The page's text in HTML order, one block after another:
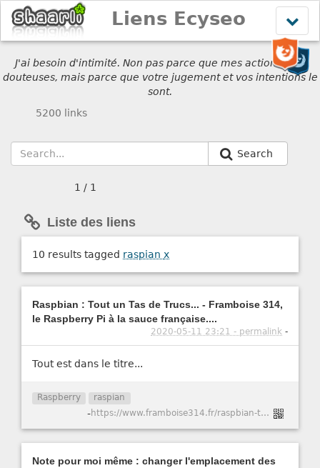
le
menu
Liens Ecyseo
J'ai besoin d'intimité. Non pas parce que mes actions sont
douteuses, mais parce que votre jugement et vos intentions le
sont.
5200 links
Search
1 / 1
Liste des liens
10 results tagged raspian x
Raspbian : Tout un Tas de Trucs... - Framboise 314,
le Raspberry Pi à la sauce française....
2020-05-11 23:21 - permalink -
Tout est dans le titre...
Raspberry raspian
- https://www.framboise314.fr/raspbian-tout-un-tas-de-trucs/#Effacement_de_lrsquocran
Note pour moi même : changer l'emplacement des